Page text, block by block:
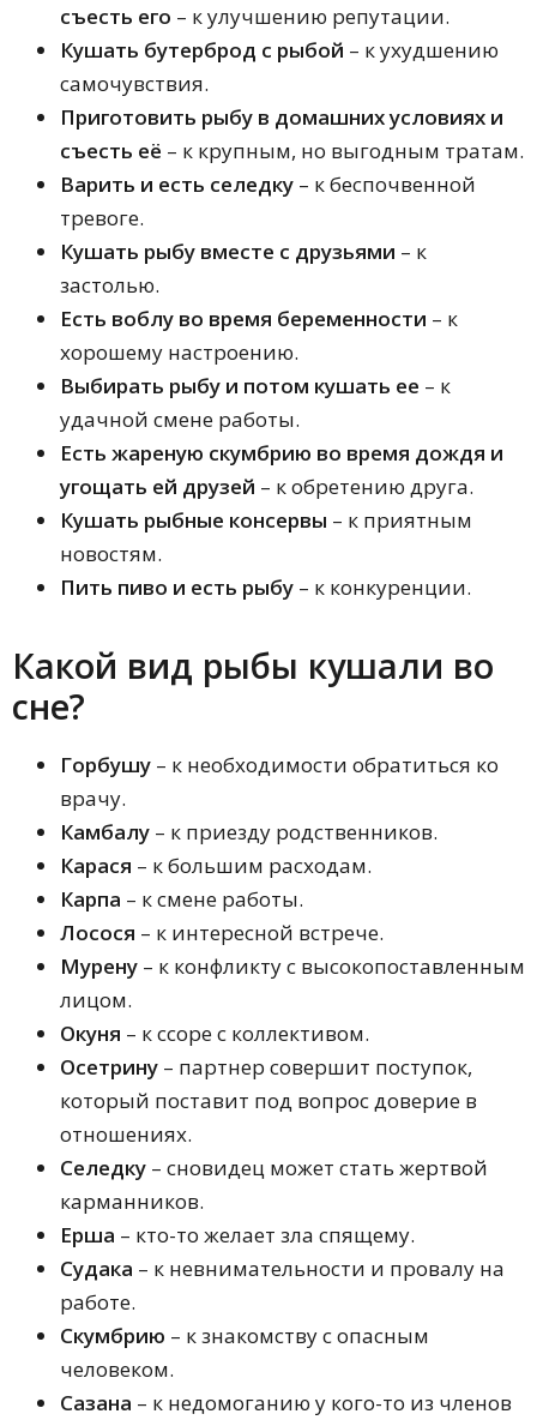
съесть его – к улучшению репутации.
Кушать бутерброд с рыбой – к ухудшению
самочувствия.
Приготовить рыбу в домашних условиях и
съесть её – к крупным, но выгодным тратам.
Варить и есть селедку – к беспочвенной
тревоге.
Кушать рыбу вместе с друзьями – к
застолью.
Есть воблу во время беременности – к
хорошему настроению.
Выбирать рыбу и потом кушать ее – к
удачной смене работы.
Есть жареную скумбрию во время дождя и
угощать ей друзей – к обретению друга.
Кушать рыбные консервы – к приятным
новостям.
Пить пиво и есть рыбу – к конкуренции.
Какой вид рыбы кушали во
сне?
Горбушу – к необходимости обратиться ко
врачу.
Камбалу – к приезду родственников.
Карася – к большим расходам.
Карпа – к смене работы.
Лосося – к интересной встрече.
Мурену – к конфликту с высокопоставленным
лицом.
Окуня – к ссоре с коллективом.
Осетрину – партнер совершит поступок,
который поставит под вопрос доверие в
отношениях.
Селедку – сновидец может стать жертвой
карманников.
Ерша – кто-то желает зла спящему.
Судака – к невнимательности и провалу на
работе.
Скумбрию – к знакомству с опасным
человеком.
Сазана – к недомоганию у кого-то из членов